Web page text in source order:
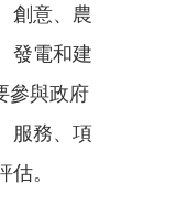
創意、農
發電和建
參與政府
服務、項
。